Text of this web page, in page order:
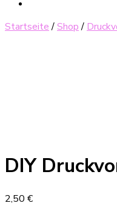
Startseite /Shop /
DIY
2,50 €